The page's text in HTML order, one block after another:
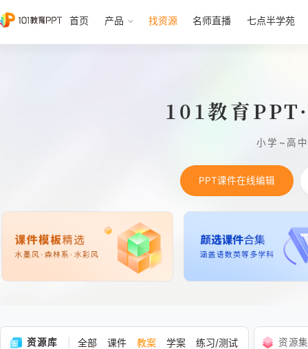
首页 产品 找资源 名师直播 七点半学苑
101教育
小学~高
PPT课件在线编辑
资源库 全部 课件 教案 学案 练习/测试 资源